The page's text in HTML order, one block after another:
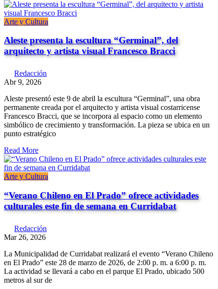
Arte y Cultura
Aleste presenta la escultura “Germinal”, del
arquitecto y artista visual Francesco Bracci
Redacción
Abr 9, 2026
Aleste presentó este 9 de abril la escultura “Germinal”, una obra
permanente creada por el arquitecto y artista visual costarricense
Francesco Bracci, que se incorpora al espacio como un elemento
simbólico de crecimiento y transformación. La pieza se ubica en un
punto estratégico
Read More
Arte y Cultura
“Verano Chileno en El Prado” ofrece actividades
culturales este fin de semana en Curridabat
Redacción
Mar 26, 2026
La Municipalidad de Curridabat realizará el evento “Verano Chileno
en El Prado” este 28 de marzo de 2026, de 2:00 p. m. a 6:00 p. m.
La actividad se llevará a cabo en el parque El Prado, ubicado 500
metros al sur de